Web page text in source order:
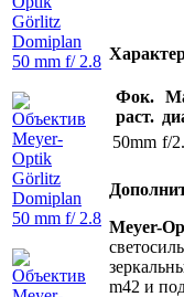
Фок.
раст.
50mm f/
Meyer-
m42 и